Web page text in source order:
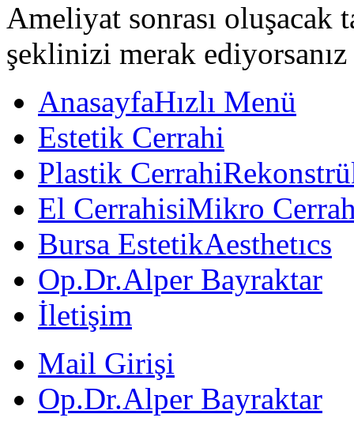
Ameliyat sonrası oluşacak
şeklinizi merak
AnasayfaHızlı Menü
Estetik Cerrahi
Plastik Cerrahi
El CerrahisiMikro
Bursa EstetikAesthetıcs
Op.Dr.Alper Bayraktar
İletişim
Mail Girişi
Op.Dr.Alper Bayraktar